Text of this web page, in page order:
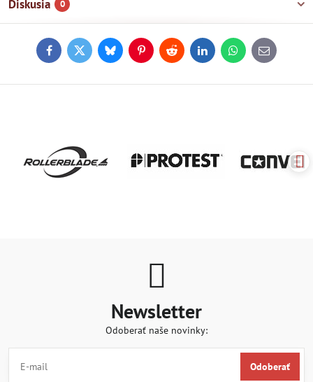
Diskusia 0
FacebookTwitterBlueskyPinterestReddit LinkedInWhatsApp
E-
mail
Newsletter
Odoberať naše novinky:
Odoberať